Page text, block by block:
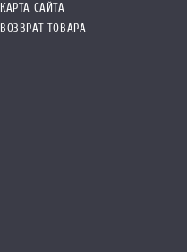
КАРТА САЙТА
ВОЗВРАТ ТОВАРА